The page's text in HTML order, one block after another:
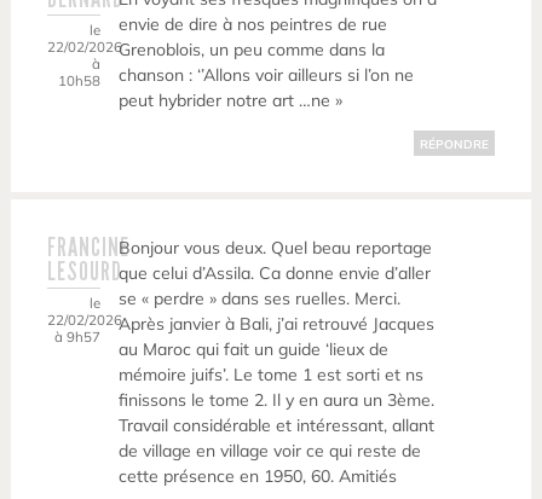
le
22/02/2026
à
10h58
envie de dire à nos peintres de rue
Grenoblois, un peu comme dans la
chanson : ‘’Allons voir ailleurs si l’on ne
peut hybrider notre art …ne »
RÉPONDRE
FRANCINE
LESOURD
le
22/02/2026
à 9h57
Bonjour vous deux. Quel beau reportage
que celui d’Assila. Ca donne envie d’aller
se « perdre » dans ses ruelles. Merci.
Après janvier à Bali, j’ai retrouvé Jacques
au Maroc qui fait un guide ‘lieux de
mémoire juifs’. Le tome 1 est sorti et ns
finissons le tome 2. Il y en aura un 3ème.
Travail considérable et intéressant, allant
de village en village voir ce qui reste de
cette présence en 1950, 60. Amitiés